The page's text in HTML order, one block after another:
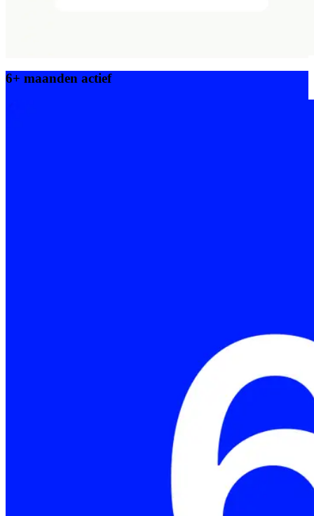
6+ maanden actief